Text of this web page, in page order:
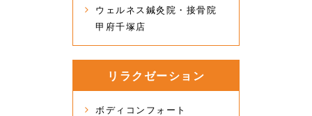
ウェルネス鍼灸院・接骨院
甲府千塚店
リラクゼーション
ボディコンフォート